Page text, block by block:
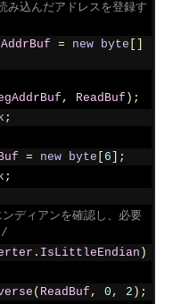
み込んだアドレスを登録す
= new byte
, ReadBuf );
;
= new byte 6 ];
;
ディアンを確認し、必要
. IsLittleEndian )
( ReadBuf , 0 , 2 );